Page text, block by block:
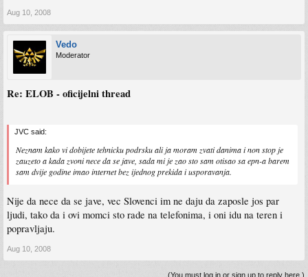
Aug 10, 2008
Vedo
Moderator
Re: ELOB - oficijelni thread
JVC said:
Neznam kako vi dobijete tehnicku podrsku ali ja moram zvati danima i non stop je
zauzeto a kada zvoni nece da se jave, sada mi je zao sto sam otisao sa epn-a barem
sam dvije godine imao internet bez ijednog prekida i usporavanja.
Nije da nece da se jave, vec Slovenci im ne daju da zaposle jos par
ljudi, tako da i ovi momci sto rade na telefonima, i oni idu na teren i
popravljaju.
Aug 10, 2008
(You must log in or sign up to reply here.)